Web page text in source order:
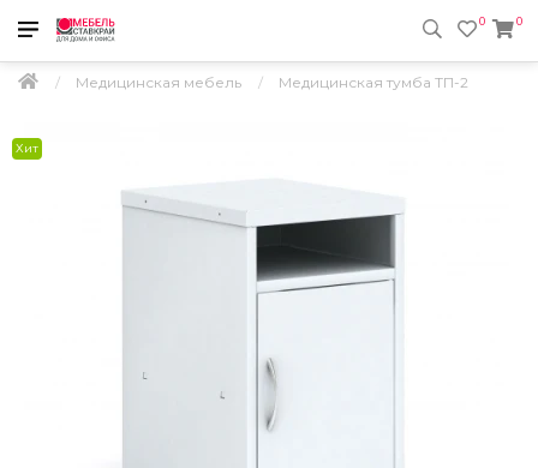
0
0
Медицинская мебель Медицинская тумба ТП-2
Хит